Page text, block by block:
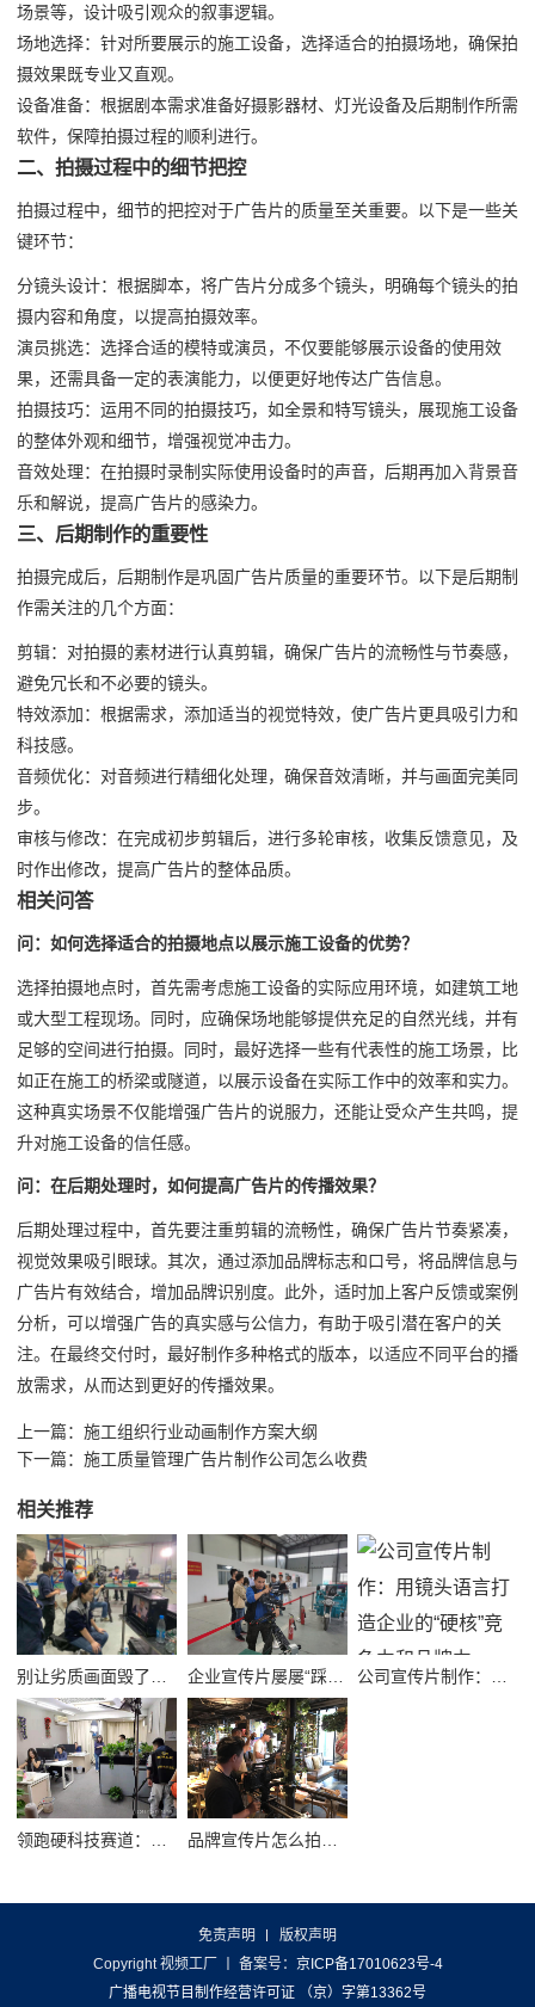
场景等，设计吸引观众的叙事逻辑。
场地选择：针对所要展示的施工设备，选择适合的拍摄场地，确保拍
摄效果既专业又直观。
设备准备：根据剧本需求准备好摄影器材、灯光设备及后期制作所需
软件，保障拍摄过程的顺利进行。
二、拍摄过程中的细节把控
拍摄过程中，细节的把控对于广告片的质量至关重要。以下是一些关
键环节：
分镜头设计：根据脚本，将广告片分成多个镜头，明确每个镜头的拍
摄内容和角度，以提高拍摄效率。
演员挑选：选择合适的模特或演员，不仅要能够展示设备的使用效
果，还需具备一定的表演能力，以便更好地传达广告信息。
拍摄技巧：运用不同的拍摄技巧，如全景和特写镜头，展现施工设备
的整体外观和细节，增强视觉冲击力。
音效处理：在拍摄时录制实际使用设备时的声音，后期再加入背景音
乐和解说，提高广告片的感染力。
三、后期制作的重要性
拍摄完成后，后期制作是巩固广告片质量的重要环节。以下是后期制
作需关注的几个方面：
剪辑：对拍摄的素材进行认真剪辑，确保广告片的流畅性与节奏感，
避免冗长和不必要的镜头。
特效添加：根据需求，添加适当的视觉特效，使广告片更具吸引力和
科技感。
音频优化：对音频进行精细化处理，确保音效清晰，并与画面完美同
步。
审核与修改：在完成初步剪辑后，进行多轮审核，收集反馈意见，及
时作出修改，提高广告片的整体品质。
相关问答
问：如何选择适合的拍摄地点以展示施工设备的优势？
选择拍摄地点时，首先需考虑施工设备的实际应用环境，如建筑工地
或大型工程现场。同时，应确保场地能够提供充足的自然光线，并有
足够的空间进行拍摄。同时，最好选择一些有代表性的施工场景，比
如正在施工的桥梁或隧道，以展示设备在实际工作中的效率和实力。
这种真实场景不仅能增强广告片的说服力，还能让受众产生共鸣，提
升对施工设备的信任感。
问：在后期处理时，如何提高广告片的传播效果？
后期处理过程中，首先要注重剪辑的流畅性，确保广告片节奏紧凑，
视觉效果吸引眼球。其次，通过添加品牌标志和口号，将品牌信息与
广告片有效结合，增加品牌识别度。此外，适时加上客户反馈或案例
分析，可以增强广告的真实感与公信力，有助于吸引潜在客户的关
注。在最终交付时，最好制作多种格式的版本，以适应不同平台的播
放需求，从而达到更好的传播效果。
上一篇： 施工组织行业动画制作方案大纲
下一篇： 施工质量管理广告片制作公司怎么收费
相关推荐
免责声明
版权声明
Copyright 视频工厂丨 备案号： 京ICP备17010623号-4
广播电视节目制作经营许可证 （京）字第13362号